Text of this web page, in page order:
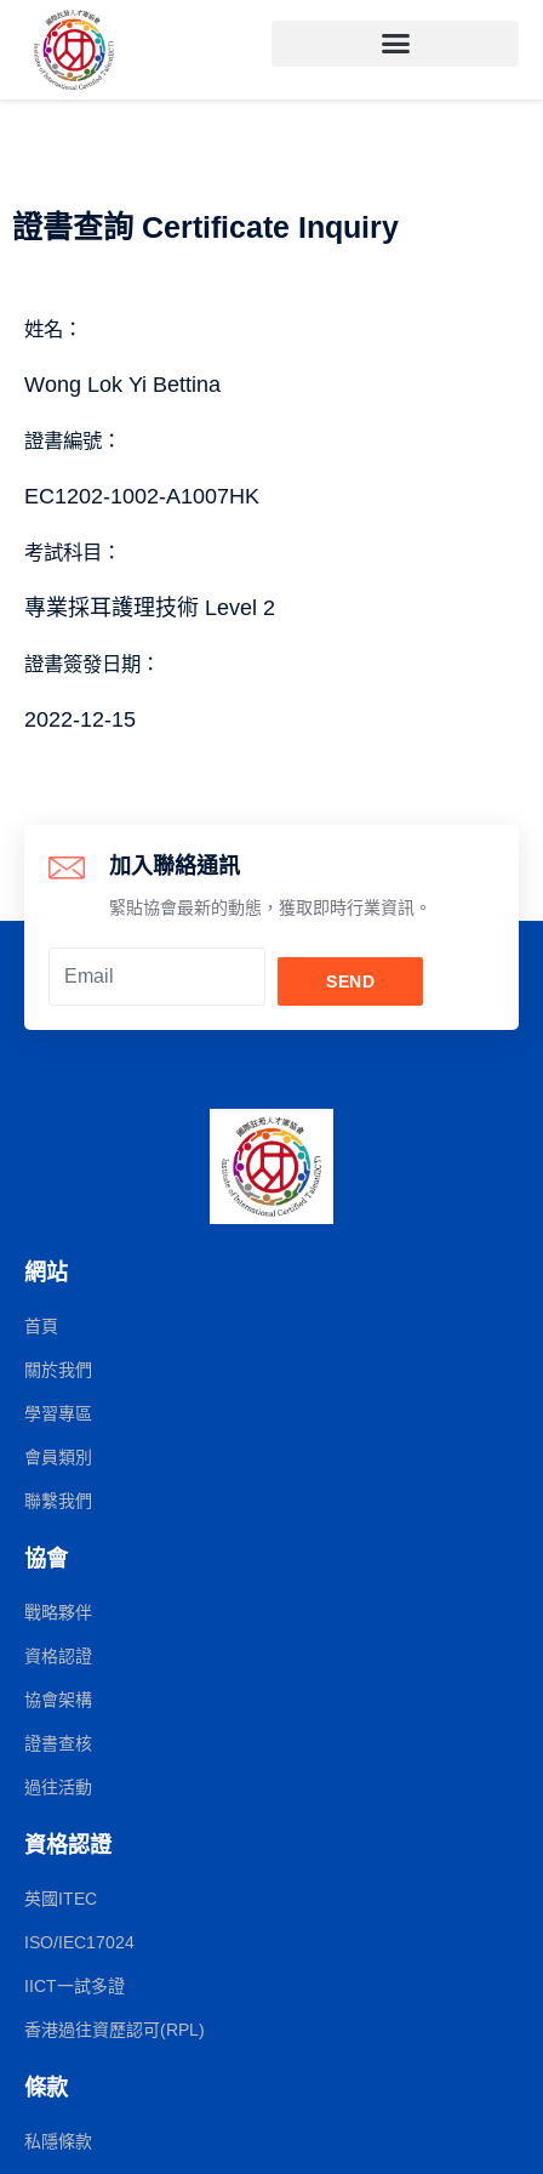
證書查詢 Certificate Inquiry
姓名：
Wong Lok Yi Bettina
證書編號：
EC1202-1002-A1007HK
考試科目：
專業採耳護理技術 Level 2
證書簽發日期：
2022-12-15
加入聯絡通訊
緊貼協會最新的動態，獲取即時行業資訊。
SEND
網站
首頁
關於我們
學習專區
會員類別
聯繫我們
協會
戰略夥伴
資格認證
協會架構
證書查核
過往活動
資格認證
英國ITEC
ISO/IEC17024
IICT一試多證
香港過往資歷認可(RPL)
條款
私隱條款